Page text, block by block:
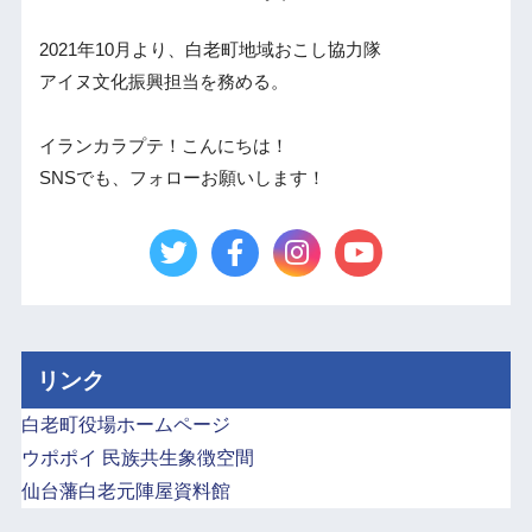
2021年10月より、白老町地域おこし協力隊
アイヌ文化振興担当を務める。
イランカラプテ！こんにちは！
SNSでも、フォローお願いします！
リンク
白老町役場ホームページ
ウポポイ 民族共生象徴空間
仙台藩白老元陣屋資料館